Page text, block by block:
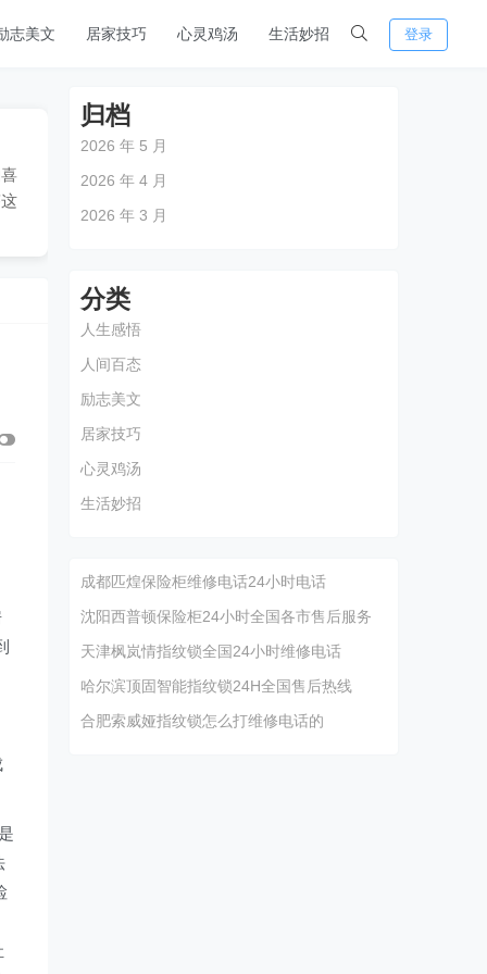
志美文 居家技巧 心灵鸡汤 生活妙招 登录
归档
2026 年 5 月
2026 年 4 月
2026 年 3 月
分类
人生感悟
人间百态
励志美文
居家技巧
心灵鸡汤
生活妙招
成都匹煌保险柜维修电话24小时电话
沈阳西普顿保险柜24小时全国各市售后服务
天津枫岚情指纹锁全国24小时维修电话
哈尔滨顶固智能指纹锁24H全国售后热线
合肥索威娅指纹锁怎么打维修电话的